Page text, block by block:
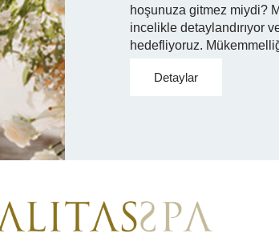
hoşunuza gitmez miydi?
incelikle detaylandırıyor
hedefliyoruz.
Detaylar